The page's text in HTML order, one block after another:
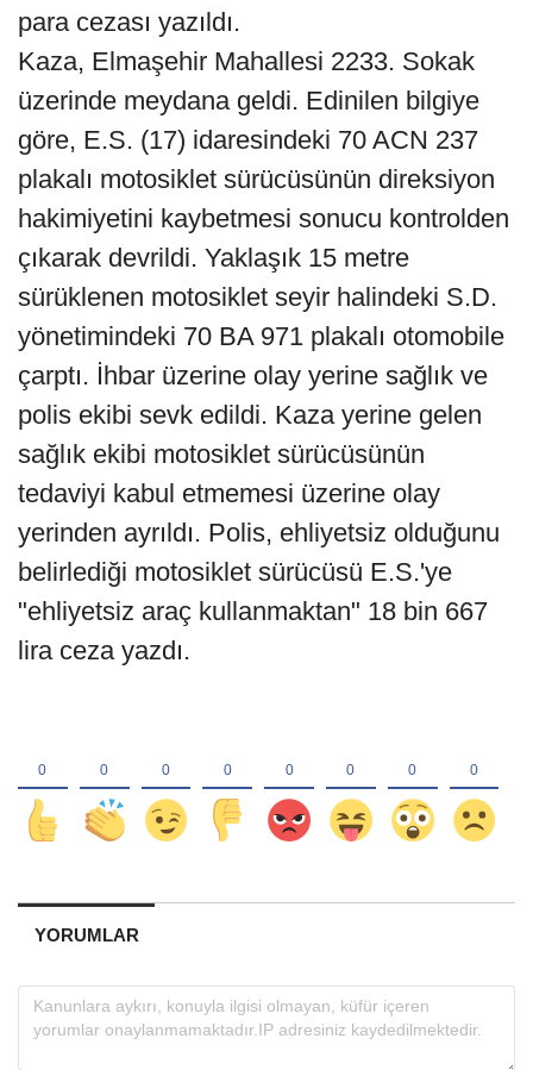
para cezası yazıldı.
Kaza, Elmaşehir Mahallesi 2233. Sokak
üzerinde meydana geldi. Edinilen bilgiye
göre, E.S. (17) idaresindeki 70 ACN 237
plakalı motosiklet sürücüsünün direksiyon
hakimiyetini kaybetmesi sonucu kontrolden
çıkarak devrildi. Yaklaşık 15 metre
sürüklenen motosiklet seyir halindeki S.D.
yönetimindeki 70 BA 971 plakalı otomobile
çarptı. İhbar üzerine olay yerine sağlık ve
polis ekibi sevk edildi. Kaza yerine gelen
sağlık ekibi motosiklet sürücüsünün
tedaviyi kabul etmemesi üzerine olay
yerinden ayrıldı. Polis, ehliyetsiz olduğunu
belirlediği motosiklet sürücüsü E.S.'ye
"ehliyetsiz araç kullanmaktan" 18 bin 667
lira ceza yazdı.
YORUMLAR